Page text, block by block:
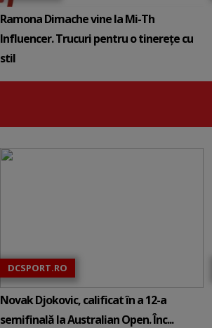
Ramona Dimache vine la Mi-Th
Influencer. Trucuri pentru o tinerețe cu
stil
DCSPORT.RO
Novak Djokovic, calificat în a 12-a
semifinală la Australian Open. Înc...